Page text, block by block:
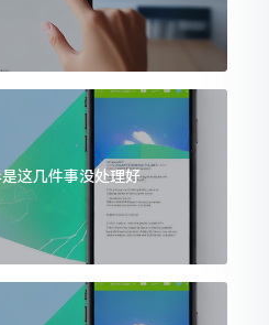
这几件事没处理好